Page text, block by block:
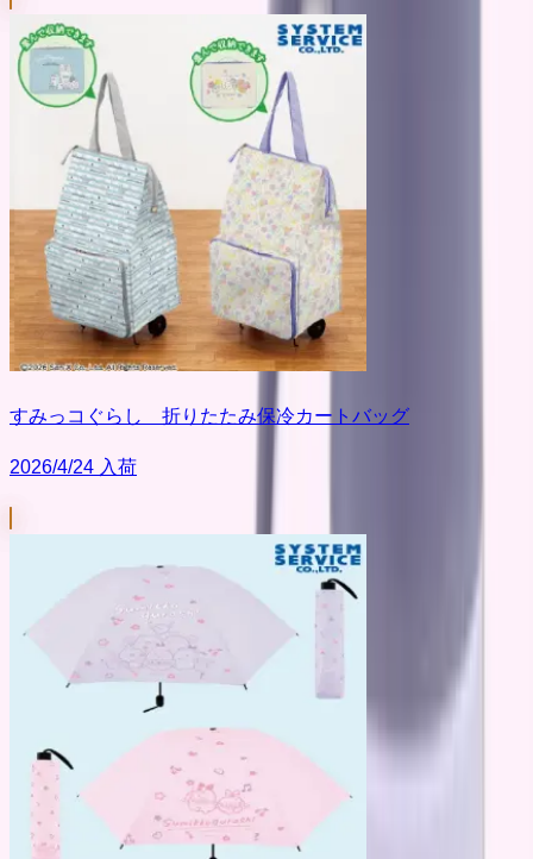
すみっコぐらし 折りたたみ保冷カートバッグ
2026/4/24 入荷